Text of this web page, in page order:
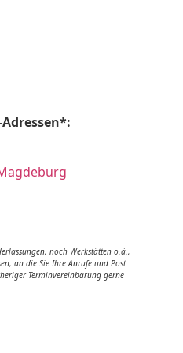
noch Werkstätten o.ä.,
an die Sie Ihre Anrufe und Post
Terminvereinbarung gerne